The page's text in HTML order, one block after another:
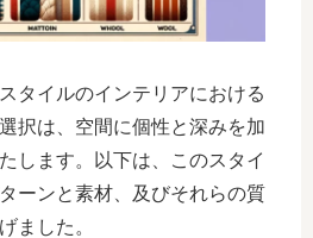
タイルのインテリアにおける
択は、空間に個性と深みを加
します。以下は、このスタイ
ーンと素材、及びそれらの質
ました。